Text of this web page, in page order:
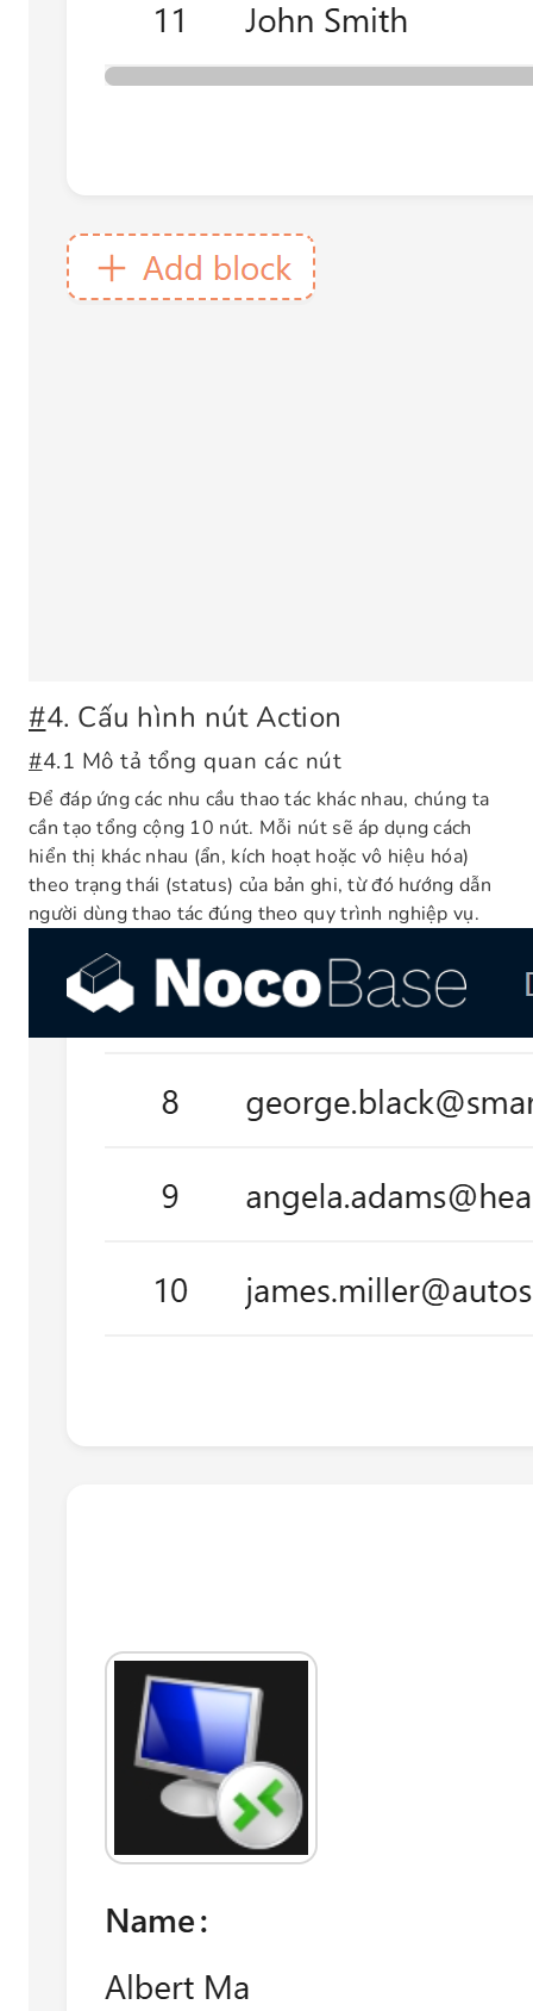
#4. Cấu hình nút Action
#4.1 Mô tả tổng quan các nút
Để đáp ứng các nhu cầu thao tác khác nhau, chúng ta
cần tạo tổng cộng 10 nút. Mỗi nút sẽ áp dụng cách
hiển thị khác nhau (ẩn, kích hoạt hoặc vô hiệu hóa)
theo trạng thái (status) của bản ghi, từ đó hướng dẫn
người dùng thao tác đúng theo quy trình nghiệp vụ.